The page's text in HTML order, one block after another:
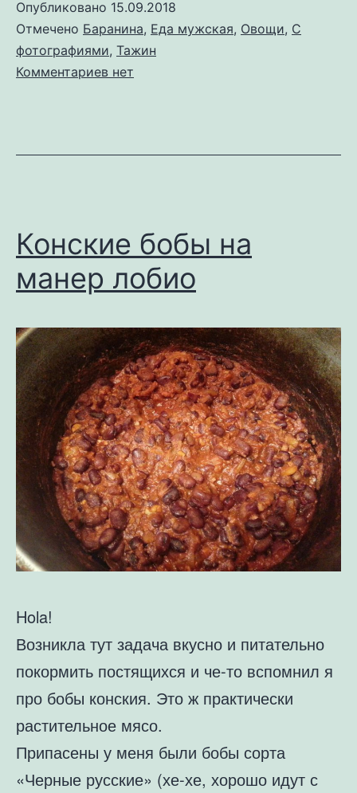
Опубликовано 15.09.2018
Отмечено Баранина, Еда мужская, Овощи, С
фотографиями, Тажин
Комментариев к
овощами
с
тажином
нет
Конские бобы на
манер лобио
Hola!
Возникла тут задача вкусно и питательно
покормить постящихся и че-то вспомнил я
про бобы конския. Это ж практически
растительное мясо.
Припасены у меня были бобы сорта
«Черные русские» (хе-хе, хорошо идут с